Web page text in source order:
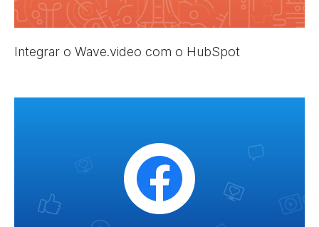
Integrar o Wave.video com o HubSpot